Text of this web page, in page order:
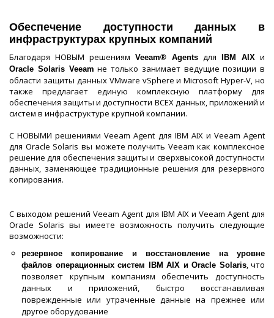
Обеспечение доступности данных в
инфраструктурах крупных компаний
Благодаря НОВЫМ решениям Veeam® Agents для IBM AIX и
Oracle Solaris Veeam не только занимает ведущие позиции в
области защиты данных VMware vSphere и Microsoft Hyper-V, но
также предлагает единую комплексную платформу для
обеспечения защиты и доступности ВСЕХ данных, приложений и
систем в инфраструктуре крупной компании.
С НОВЫМИ решениями Veeam Agent для IBM AIX и Veeam Agent
для Oracle Solaris вы можете получить Veeam как комплексное
решение для обеспечения защиты и сверхвысокой доступности
данных, заменяющее традиционные решения для резервного
копирования.
С выходом решений Veeam Agent для IBM AIX и Veeam Agent для
Oracle Solaris вы имеете возможность получить следующие
возможности:
резервное копирование и восстановление на уровне
файлов операционных систем IBM AIX и Oracle Solaris, что
позволяет крупным компаниям обеспечить доступность
данных и приложений, быстро восстанавливая
поврежденные или утраченные данные на прежнее или
другое оборудование